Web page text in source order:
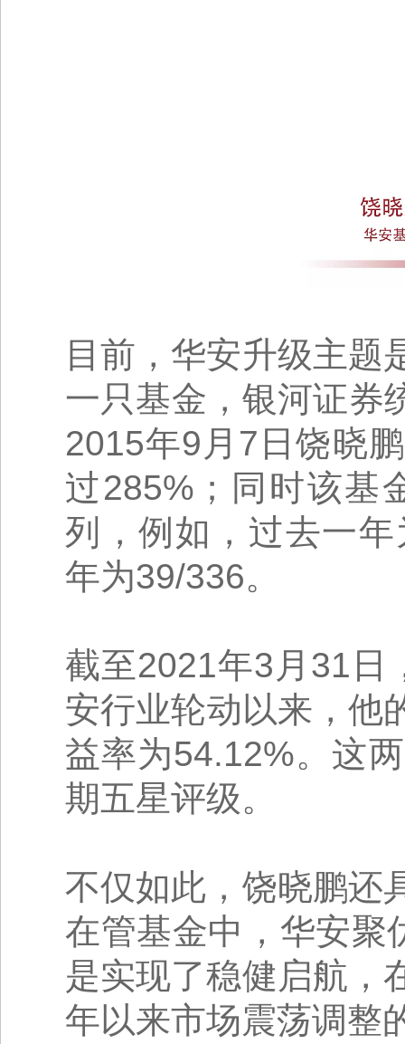
目前，华安升级主题
一只基金，银河证券
2015年9月7日饶晓
过285%；同时该基
列，例如，过去一
年为39/336。
截至2021年3月31日
安行业轮动以来，他
益率为54.12%。这
期五星评级。
不仅如此，饶晓鹏还
在管基金中，华安聚
是实现了稳健启航，
年以来市场震荡调整